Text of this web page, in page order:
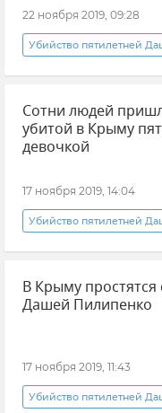
22 ноября 2019, 09:28
Убийство пятилетней
Общество Новости
Сотни людей
убитой в Крыму
девочкой
17 ноября 2019, 14:04
Убийство пятилетней
Общество Новости
В Крыму простятся
Дашей Пилипенко
17 ноября 2019, 11:43
Убийство пятилетней